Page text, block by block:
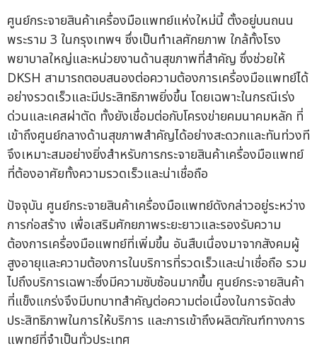
ศูนย์กระจายสินค้าเครื่องมือแพทย์แห่งใหม่นี้ ตั้งอยู่บนถนน
พระราม 3 ในกรุงเทพฯ ซึ่งเป็นทำเลศักยภาพ ใกล้ทั้งโรง
พยาบาลใหญ่และหน่วยงานด้านสุขภาพที่สำคัญ ซึ่งช่วยให้
DKSH สามารถตอบสนองต่อความต้องการเครื่องมือแพทย์ได้
อย่างรวดเร็วและมีประสิทธิภาพยิ่งขึ้น โดยเฉพาะในกรณีเร่ง
ด่วนและเคสผ่าตัด ทั้งยังเชื่อมต่อกับโครงข่ายคมนาคมหลัก ที่
เข้าถึงศูนย์กลางด้านสุขภาพสำคัญได้อย่างสะดวกและทันท่วงที
จึงเหมาะสมอย่างยิ่งสำหรับการกระจายสินค้าเครื่องมือแพทย์
ที่ต้องอาศัยทั้งความรวดเร็วและน่าเชื่อถือ
ปัจจุบัน ศูนย์กระจายสินค้าเครื่องมือแพทย์ดังกล่าวอยู่ระหว่าง
การก่อสร้าง เพื่อเสริมศักยภาพระยะยาวและรองรับความ
ต้องการเครื่องมือแพทย์ที่เพิ่มขึ้น อันสืบเนื่องมาจากสังคมผู้
สูงอายุและความต้องการในบริการที่รวดเร็วและน่าเชื่อถือ รวม
ไปถึงบริการเฉพาะซึ่งมีความซับซ้อนมากขึ้น ศูนย์กระจายสินค้า
ที่แข็งแกร่งจึงมีบทบาทสำคัญต่อความต่อเนื่องในการจัดส่ง
ประสิทธิภาพในการให้บริการ และการเข้าถึงผลิตภัณฑ์ทางการ
แพทย์ที่จำเป็นทั่วประเทศ